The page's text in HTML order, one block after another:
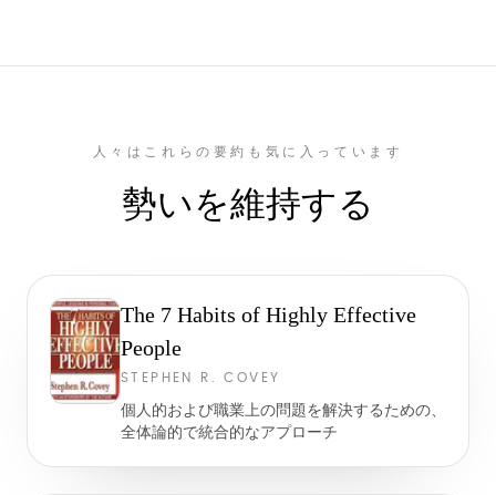
人々はこれらの要約も気に入っています
勢いを維持する
The 7 Habits of Highly Effective
People
STEPHEN R. COVEY
個人的および職業上の問題を解決するための、
全体論的で統合的なアプローチ